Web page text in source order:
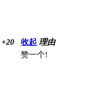
+20 收起 理由
赞一个!